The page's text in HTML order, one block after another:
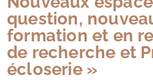
question,
formation et en
de recherche et
écloserie »